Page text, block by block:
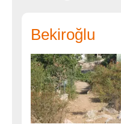
Bekiroğlu